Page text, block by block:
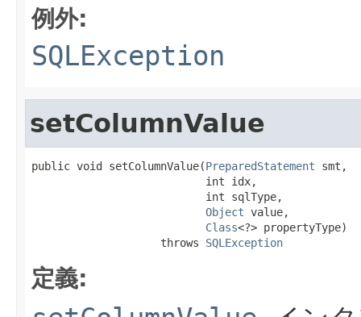
例外:
SQLException
setColumnValue
public void setColumnValue(PreparedStatement smt,
                           int idx,
                           int sqlType,
Object value,
Class<?> propertyType)
                    throws
SQLException
定義: